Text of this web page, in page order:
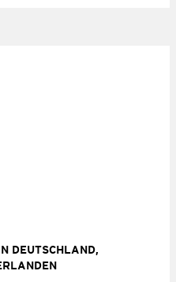
DEUTSCHLAND,